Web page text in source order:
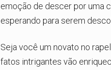
emoção de descer por uma
esperando para serem
Seja você um novato no
fatos intrigantes vão